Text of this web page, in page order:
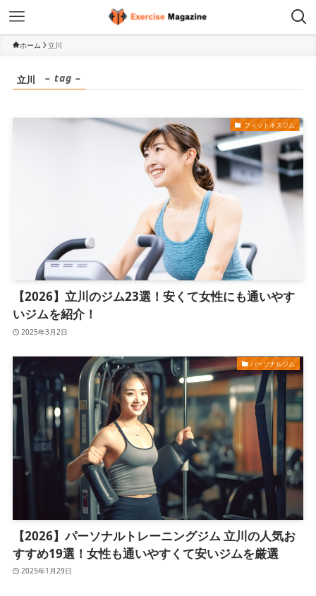
ホーム 立川
立川 – tag –
フィットネスジム
【2026】立川のジム23選！安くて女性にも通いやす
いジムを紹介！
2025年3月2日
パーソナルジム
【2026】パーソナルトレーニングジム 立川の人気お
すすめ19選！女性も通いやすくて安いジムを厳選
2025年1月29日